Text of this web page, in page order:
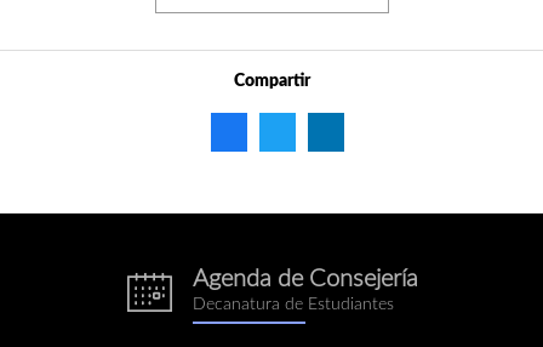
Compartir
eventos.png
Agenda de Consejería
Decanatura de Estudiantes